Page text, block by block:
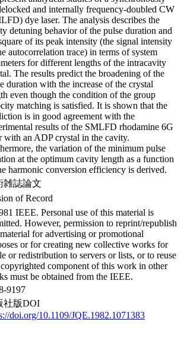
and internally frequency-doubled CW
dye laser. The analysis describes the
detuning behavior of the pulse duration and
of its peak intensity (the signal intensity
autocorrelation trace) in terms of system
for different lengths of the intracavity
The results predict the broadening of the
duration with the increase of the crystal
even though the condition of the group
matching is satisfied. It is shown that the
is in good agreement with the
results of the SMLFD rhodamine 6G
with an ADP crystal in the cavity.
the variation of the minimum pulse
at the optimum cavity length as a function
harmonic conversion efficiency is derived.
雑誌論文
of Record
IEEE. Personal use of this material is
However, permission to reprint/republish
for advertising or promotional
or for creating new collective works for
or redistribution to servers or lists, or to reuse
component of this work in other
must be obtained from the IEEE.
9197
社版DOI
doi.org/10.1109/JQE.1982.1071383